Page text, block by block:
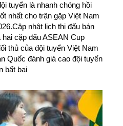
tuyển là nhanh chóng hồi
nhất cho trận gặp Việt Nam
nhật lịch thi đấu bán
cặp đấu ASEAN Cup
thủ của đội tuyển Việt Nam
Quốc đánh giá cao đội tuyển
bất bại